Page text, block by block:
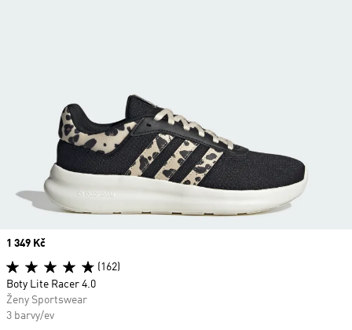
Price
1 349 Kč
(162)
Boty Lite Racer 4.0
Ženy Sportswear
3 barvy/ev